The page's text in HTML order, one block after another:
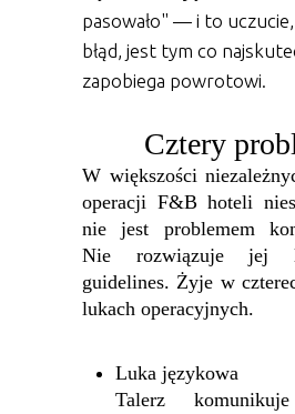
pasowało" — i to
błąd, jest tym co
zapobiega powrotowi.
Cztery
W większości
operacji F&B hoteli
nie jest problemem
Nie rozwiązuje jej
guidelines. Żyje w
lukach operacyjnych.
Luka językowa
Talerz